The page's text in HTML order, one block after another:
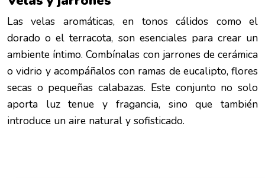
Las velas aromáticas, en tonos cálidos como el
dorado o el terracota, son esenciales para crear un
ambiente íntimo. Combínalas con jarrones de cerámica
o vidrio y acompáñalos con ramas de eucalipto, flores
secas o pequeñas calabazas. Este conjunto no solo
aporta luz tenue y fragancia, sino que también
introduce un aire natural y sofisticado.